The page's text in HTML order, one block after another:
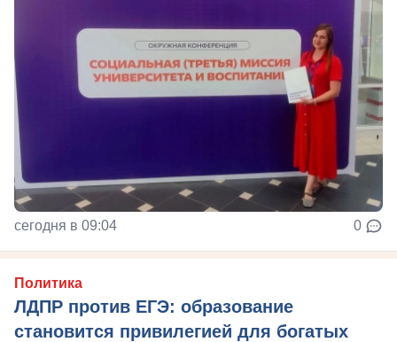
сегодня в 09:04 0
Политика
ЛДПР против ЕГЭ: образование
становится привилегией для богатых